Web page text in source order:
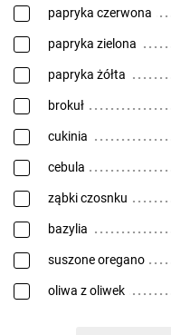
papryka czerwona
papryka zielona
papryka żółta
brokuł
cukinia
cebula
ząbki czosnku
bazylia
suszone oregano
oliwa z oliwek